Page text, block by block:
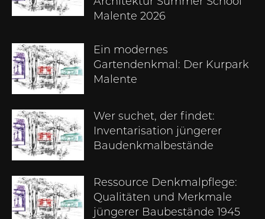
Architektur Summer School
Malente 2026
Ein modernes
Gartendenkmal: Der Kurpark
Malente
Wer suchet, der findet:
Inventarisation jüngerer
Baudenkmalbestände
Ressource Denkmalpflege:
Qualitäten und Merkmale
jüngerer Baubestände 1945